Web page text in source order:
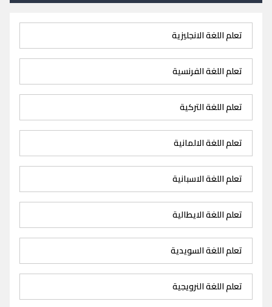
تعلم اللغة الانجليزية
تعلم اللغة الفرنسية
تعلم اللغة التركية
تعلم اللغة الالمانية
تعلم اللغة الاسبانية
تعلم اللغة الايطالية
تعلم اللغة السويدية
تعلم اللغة النرويجية